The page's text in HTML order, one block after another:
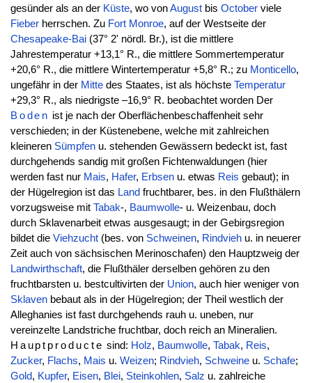
gesünder als an der Küste, wo vonAugustbis Octoberviele
Fieberherrschen. Zu Fort Monroe, auf der Westseite der
Chesapeake-Bai(37° 2' nördl. Br.), ist die mittlere
Jahrestemperatur +13,1° R., die mittlere Sommertemperatur
+20,6° R., die mittlere Wintertemperatur +5,8° R.; zu Monticello,
ungefähr in der Mittedes Staates, ist als höchste Temperatur
+29,3° R., als niedrigste –16,9° R. beobachtet worden Der
Boden ist je nach der Oberflächenbeschaffenheit sehr
verschieden; in der Küstenebene, welche mit zahlreichen
kleineren Sümpfenu. stehenden Gewässern bedeckt ist, fast
durchgehends sandig mit großen Fichtenwaldungen (hier
werden fast nur Mais, Hafer, Erbsenu. etwas Reis gebaut); in
der Hügelregion ist das Land fruchtbarer, bes. in den Flußthälern
vorzugsweise mit Tabak-, Baumwolle- u. Weizenbau, doch
durch Sklavenarbeit etwas ausgesaugt; in der Gebirgsregion
bildet die Viehzucht(bes. von Schweinen, Rindviehu. in neuerer
Zeit auch von sächsischen Merinoschafen) den Hauptzweig der
Landwirthschaft, die Flußthäler derselben gehören zu den
fruchtbarsten u. bestcultivirten der Union, auch hier weniger von
Sklavenbebaut als in der Hügelregion; der Theil westlich der
Alleghanies ist fast durchgehends rauh u. uneben, nur
vereinzelte Landstriche fruchtbar, doch reich an Mineralien.
Hauptproducte sind: Holz, Baumwolle, Tabak, Reis,
Zucker, Flachs, Mais u. Weizen; Rindvieh, Schweineu. Schafe;
Gold, Kupfer, Eisen, Blei, Steinkohlen, Salz u. zahlreiche